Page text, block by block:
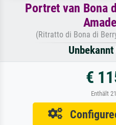
Portret van Bona
(Ritratto di Bona di
€
Enthält